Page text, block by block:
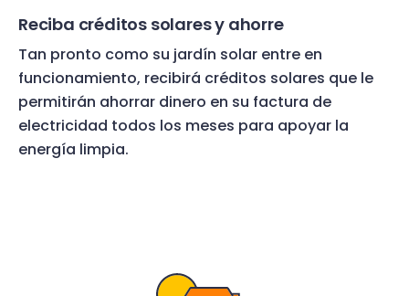
Reciba créditos solares y ahorre
Tan pronto como su jardín solar entre en
funcionamiento, recibirá créditos solares que le
permitirán ahorrar dinero en su factura de
electricidad todos los meses para apoyar la
energía limpia.